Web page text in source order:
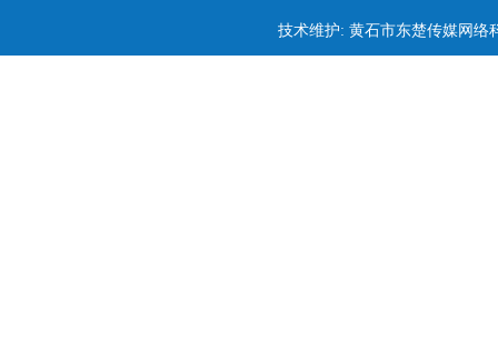
技术维护: 黄石市东楚传媒网络